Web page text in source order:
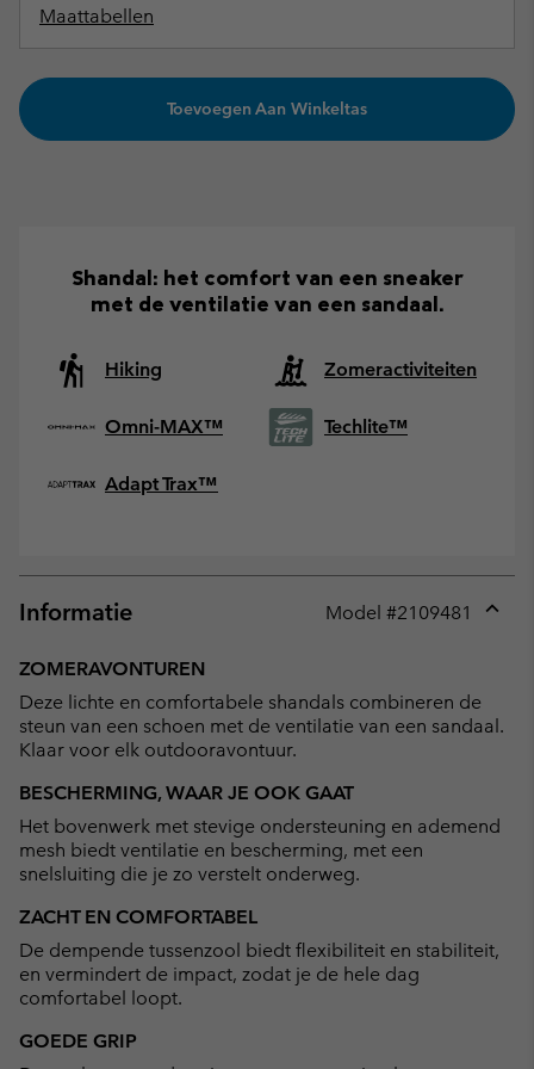
Maattabellen
Toevoegen Aan Winkeltas
Shandal: het comfort van een sneaker
met de ventilatie van een sandaal.
Hiking Zomeractiviteiten
Omni-MAX™ Techlite™
Adapt Trax™
Informatie Model #2109481
ZOMERAVONTUREN
Deze lichte en comfortabele shandals combineren de
steun van een schoen met de ventilatie van een sandaal.
Klaar voor elk outdooravontuur.
BESCHERMING, WAAR JE OOK GAAT
Het bovenwerk met stevige ondersteuning en ademend
mesh biedt ventilatie en bescherming, met een
snelsluiting die je zo verstelt onderweg.
ZACHT EN COMFORTABEL
De dempende tussenzool biedt flexibiliteit en stabiliteit,
en vermindert de impact, zodat je de hele dag
comfortabel loopt.
GOEDE GRIP